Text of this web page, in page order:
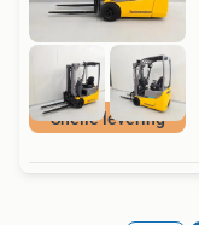
Snelle levering